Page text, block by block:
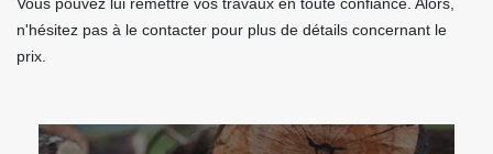
n'hésitez pas à le contacter pour plus de détails concernant le
prix.